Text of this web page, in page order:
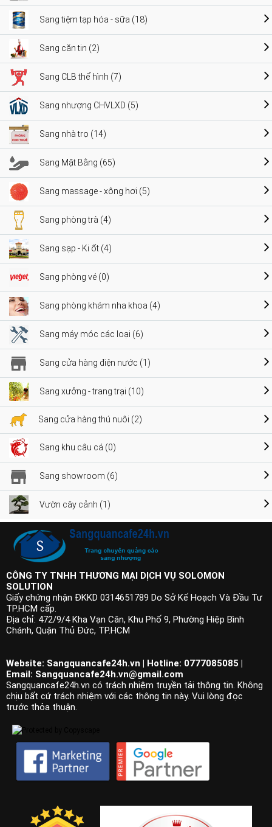
Sang tiệm tạp hóa - sữa (18)
Sang căn tin (2)
Sang CLB thể hình (7)
Sang nhượng CHVLXD (5)
Sang nhà trọ (14)
Sang Mặt Bằng (65)
Sang massage - xông hơi (5)
Sang phòng trà (4)
Sang sạp - Ki ốt (4)
Sang phòng vé (0)
Sang phòng khám nha khoa (4)
Sang máy móc các loại (6)
Sang cửa hàng điện nước (1)
Sang xưởng - trang trại (10)
Sang cửa hàng thú nuôi (2)
Sang khu câu cá (0)
Sang showroom (6)
Vườn cây cảnh (1)
CÔNG TY TNHH THƯƠNG MẠI DỊCH VỤ SOLOMON
SOLUTION
Giấy chứng nhận ĐKKD 0314651789 Do Sở Kế Hoạch Và Đầu Tư
TP.HCM cấp.
Địa chỉ: 472/9/4 Kha Vạn Cân, Khu Phố 9, Phường Hiệp Bình
Chánh, Quận Thủ Đức, TP.HCM
Website: Sangquancafe24h.vn | Hotline: 0777085085 |
Email: Sangquancafe24h.vn@gmail.com
Sangquancafe24h.vn có trách nhiệm truyền tải thông tin. Không
chịu bất cứ trách nhiệm với các thông tin này. Vui lòng đọc
trước thỏa thuận.